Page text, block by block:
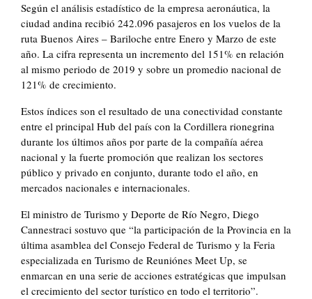
Según el análisis estadístico de la empresa aeronáutica, la
ciudad andina recibió 242.096 pasajeros en los vuelos de la
ruta Buenos Aires – Bariloche entre Enero y Marzo de este
año. La cifra representa un incremento del 151% en relación
al mismo periodo de 2019 y sobre un promedio nacional de
121% de crecimiento.
Estos índices son el resultado de una conectividad constante
entre el principal Hub del país con la Cordillera rionegrina
durante los últimos años por parte de la compañía aérea
nacional y la fuerte promoción que realizan los sectores
público y privado en conjunto, durante todo el año, en
mercados nacionales e internacionales.
El ministro de Turismo y Deporte de Río Negro, Diego
Cannestraci sostuvo que “la participación de la Provincia en la
última asamblea del Consejo Federal de Turismo y la Feria
especializada en Turismo de Reuniónes Meet Up, se
enmarcan en una serie de acciones estratégicas que impulsan
el crecimiento del sector turístico en todo el territorio”.